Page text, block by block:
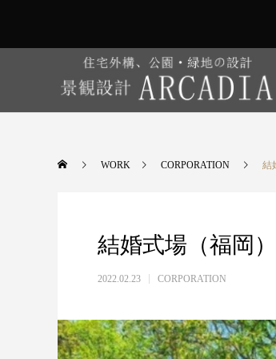
WORK CORPORATION 結
結婚式場（福岡
2022.02.23 CORPORATION